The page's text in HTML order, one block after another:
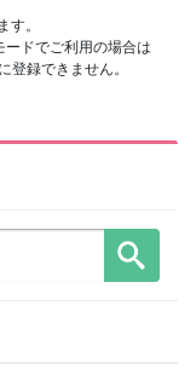
す。
ドでご利用の場合は
録できません。